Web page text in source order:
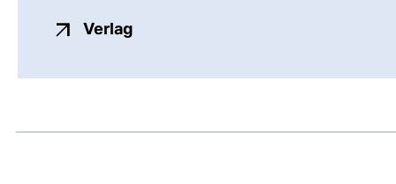
Verlagexterner Link, öffnet neues